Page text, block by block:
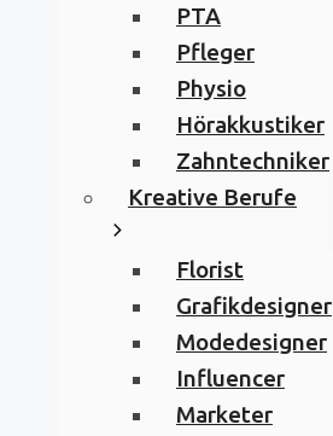
PTA
Pfleger
Physio
Hörakkustiker
Zahntechniker
Kreative Berufe
Florist
Grafikdesigner
Modedesigner
Influencer
Marketer